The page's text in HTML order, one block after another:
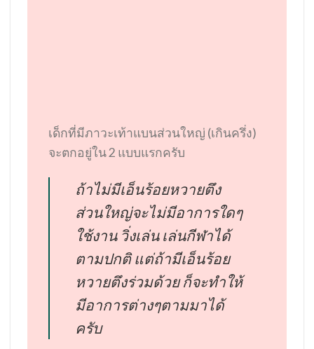
เด็กที่มีภาวะเท้าแบนส่วนใหญ่ (เกินครึ่ง)
จะตกอยู่ใน 2 แบบแรกครับ
ถ้าไม่มีเอ็นร้อยหวายตึง
ส่วนใหญ่จะไม่มีอาการใดๆ
ใช้งาน วิ่งเล่น เล่นกีฬาได้
ตามปกติ แต่ถ้ามีเอ็นร้อย
หวายตึงร่วมด้วย ก็จะทำให้
มีอาการต่างๆตามมาได้
ครับ